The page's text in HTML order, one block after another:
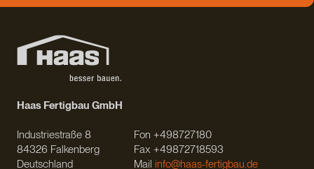
Haas Fertigbau GmbH
Industriestraße 8
84326 Falkenberg
Deutschland
Fon +498727180
Fax +49872718593
Mail info@haas-fertigbau.de